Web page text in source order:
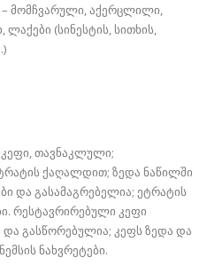
მომჩვარული, აქერცლილი,
(სინესტის, სითხის,
თავნაკლული;
ქაღალდით; ზედა ნაწილში
და გასამაგრებელია; ეტრატის
რესტავრირებული კეფი
გასწორებულია; კეფს ზედა და
ნახვრეტები.